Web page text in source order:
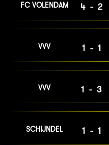
FC VOLENDAM 4-2
VVV 1-1
VVV 1-3
SCHIJNDEL 1-1